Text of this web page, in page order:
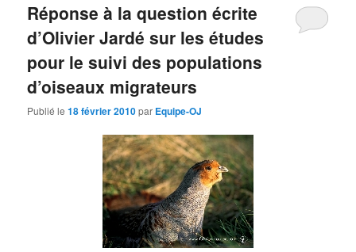
Réponse à la question écrite
d’Olivier Jardé sur les études
pour le suivi des populations
d’oiseaux migrateurs
Publié le18 février 2010par Equipe-OJ